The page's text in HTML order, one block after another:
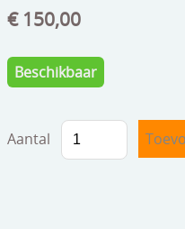
klokken
tapijten
boeken
geschenkcheques
€ 150,00
Beschikbaar
Aantal